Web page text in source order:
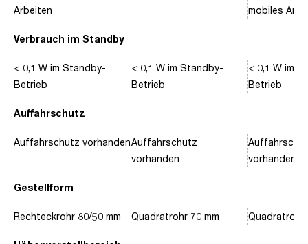
Verbrauch im Standby
Auffahrschutz
Gestellform
Arbeiten
< 0,1 W im Standby-
Betrieb
Auffahrschutz vorhanden
Rechteckrohr 80/50 mm
< 0,1 W im Standby-
Betrieb
Auffahrschutz
vorhanden
Quadratrohr 70 mm
mobiles
< 0,1 W im
Betrieb
vorhanden
Quadratrohr